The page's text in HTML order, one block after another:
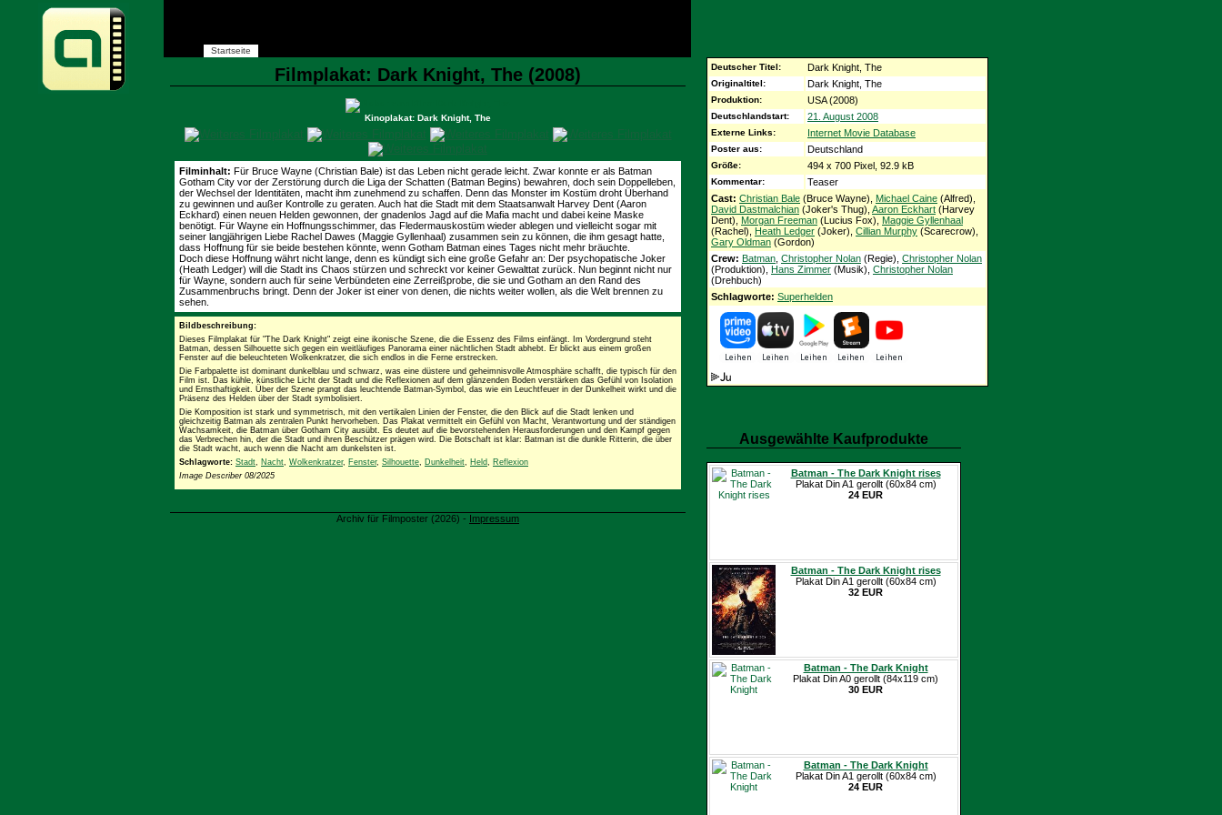
Startseite
Filmplakat: Dark Knight, The (2008)
Kinoplakat: Dark Knight, The
Deutscher Titel: Dark Knight, The
Originaltitel: Dark Knight, The
Produktion: USA (2008)
Deutschlandstart: 21. August 2008
Externe Links: Internet Movie Database
Poster aus: Deutschland
Größe: 494 x 700 Pixel, 92.9 kB
Kommentar:
Teaser
Cast: Christian Bale (Bruce Wayne), Michael Caine (Alfred),
David Dastmalchian (Joker's Thug), Aaron Eckhart (Harvey
Dent), Morgan Freeman (Lucius Fox), Maggie Gyllenhaal
(Rachel), Heath Ledger (Joker), Cillian Murphy (Scarecrow),
Gary Oldman (Gordon)
Crew: Batman Christopher Nolan (Regie), Christopher Nolan
(Produktion), Hans Zimmer (Musik), Christopher Nolan
(Drehbuch)
Schlagworte: Superhelden
Ausgewählte Kaufprodukte
Batman - The Dark Knight rises
Plakat Din A1 gerollt (60x84 cm)
24 EUR
Batman - The Dark Knight rises
Plakat Din A1 gerollt (60x84 cm)
32 EUR
Batman - The Dark Knight
Plakat Din A0 gerollt (84x119 cm)
30 EUR
Batman - The Dark Knight
Plakat Din A1 gerollt (60x84 cm)
24 EUR
Filminhalt: Für Bruce Wayne (Christian Bale) ist das Leben nicht gerade leicht. Zwar konnte er als Batman
Gotham City vor der Zerstörung durch die Liga der Schatten (Batman Begins) bewahren, doch sein Doppelleben,
der Wechsel der Identitäten, macht ihm zunehmend zu schaffen. Denn das Monster im Kostüm droht Überhand
zu gewinnen und außer Kontrolle zu geraten. Auch hat die Stadt mit dem Staatsanwalt Harvey Dent (Aaron
Eckhard) einen neuen Helden gewonnen, der gnadenlos Jagd auf die Mafia macht und dabei keine Maske
benötigt. Für Wayne ein Hoffnungsschimmer, das Fledermauskostüm wieder ablegen und vielleicht sogar mit
seiner langjährigen Liebe Rachel Dawes (Maggie Gyllenhaal) zusammen sein zu können, die ihm gesagt hatte,
dass Hoffnung für sie beide bestehen könnte, wenn Gotham Batman eines Tages nicht mehr bräuchte.
Doch diese Hoffnung währt nicht lange, denn es kündigt sich eine große Gefahr an: Der psychopatische Joker
(Heath Ledger) will die Stadt ins Chaos stürzen und schreckt vor keiner Gewalttat zurück. Nun beginnt nicht nur
für Wayne, sondern auch für seine Verbündeten eine Zerreißprobe, die sie und Gotham an den Rand des
Zusammenbruchs bringt. Denn der Joker ist einer von denen, die nichts weiter wollen, als die Welt brennen zu
sehen.
Bildbeschreibung:
Dieses Filmplakat für "The Dark Knight" zeigt eine ikonische Szene, die die Essenz des Films einfängt. Im Vordergrund steht
Batman, dessen Silhouette sich gegen ein weitläufiges Panorama einer nächtlichen Stadt abhebt. Er blickt aus einem großen
Fenster auf die beleuchteten Wolkenkratzer, die sich endlos in die Ferne erstrecken.
Die Farbpalette ist dominant dunkelblau und schwarz, was eine düstere und geheimnisvolle Atmosphäre schafft, die typisch für den
Film ist. Das kühle, künstliche Licht der Stadt und die Reflexionen auf dem glänzenden Boden verstärken das Gefühl von Isolation
und Ernsthaftigkeit. Über der Szene prangt das leuchtende Batman-Symbol, das wie ein Leuchtfeuer in der Dunkelheit wirkt und die
Präsenz des Helden über der Stadt symbolisiert.
Die Komposition ist stark und symmetrisch, mit den vertikalen Linien der Fenster, die den Blick auf die Stadt lenken und
gleichzeitig Batman als zentralen Punkt hervorheben. Das Plakat vermittelt ein Gefühl von Macht, Verantwortung und der ständigen
Wachsamkeit, die Batman über Gotham City ausübt. Es deutet auf die bevorstehenden Herausforderungen und den Kampf gegen
das Verbrechen hin, der die Stadt und ihren Beschützer prägen wird. Die Botschaft ist klar: Batman ist die dunkle Ritterin, die über
die Stadt wacht, auch wenn die Nacht am dunkelsten ist.
Schlagworte: Stadt, Nacht, Wolkenkratzer, Fenster, Silhouette, Dunkelheit, Held, Reflexion
Image Describer 08/2025
Archiv für Filmposter (2026) - Impressum